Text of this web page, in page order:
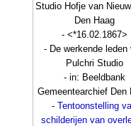
Studio Hofje van
Den Haag
- <*16.02.1867>
- De werkende leden
Pulchri Studio
- in: Beeldbank
Gemeentearchief Den
- Tentoonstelling
schilderijen van